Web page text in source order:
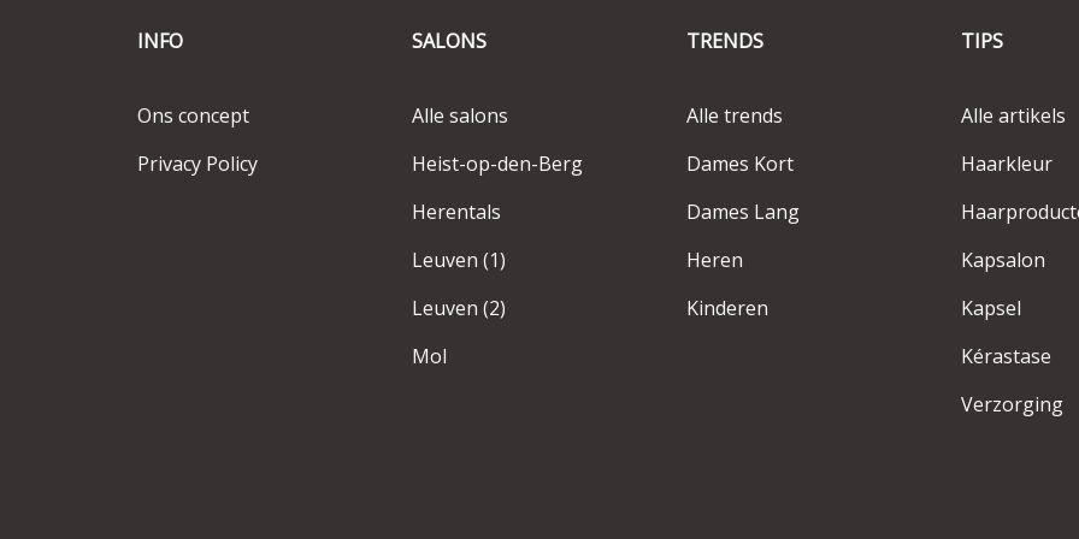
INFO
Ons concept
Privacy Policy
SALONS
Alle salons
Heist-op-den-Berg
Herentals
Leuven (1)
Leuven (2)
Mol
TRENDS
Alle trends
Dames Kort
Dames Lang
Heren
Kinderen
TIPS
Alle artikels
Haarkleur
Kapsalon
Kapsel
Kérastase
Verzorging